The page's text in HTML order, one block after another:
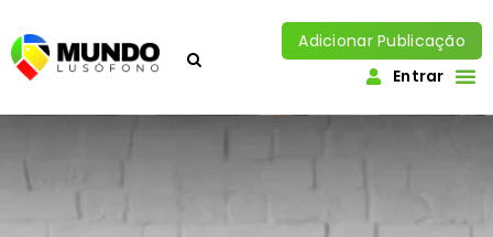
Adicionar Publicação
Entrar